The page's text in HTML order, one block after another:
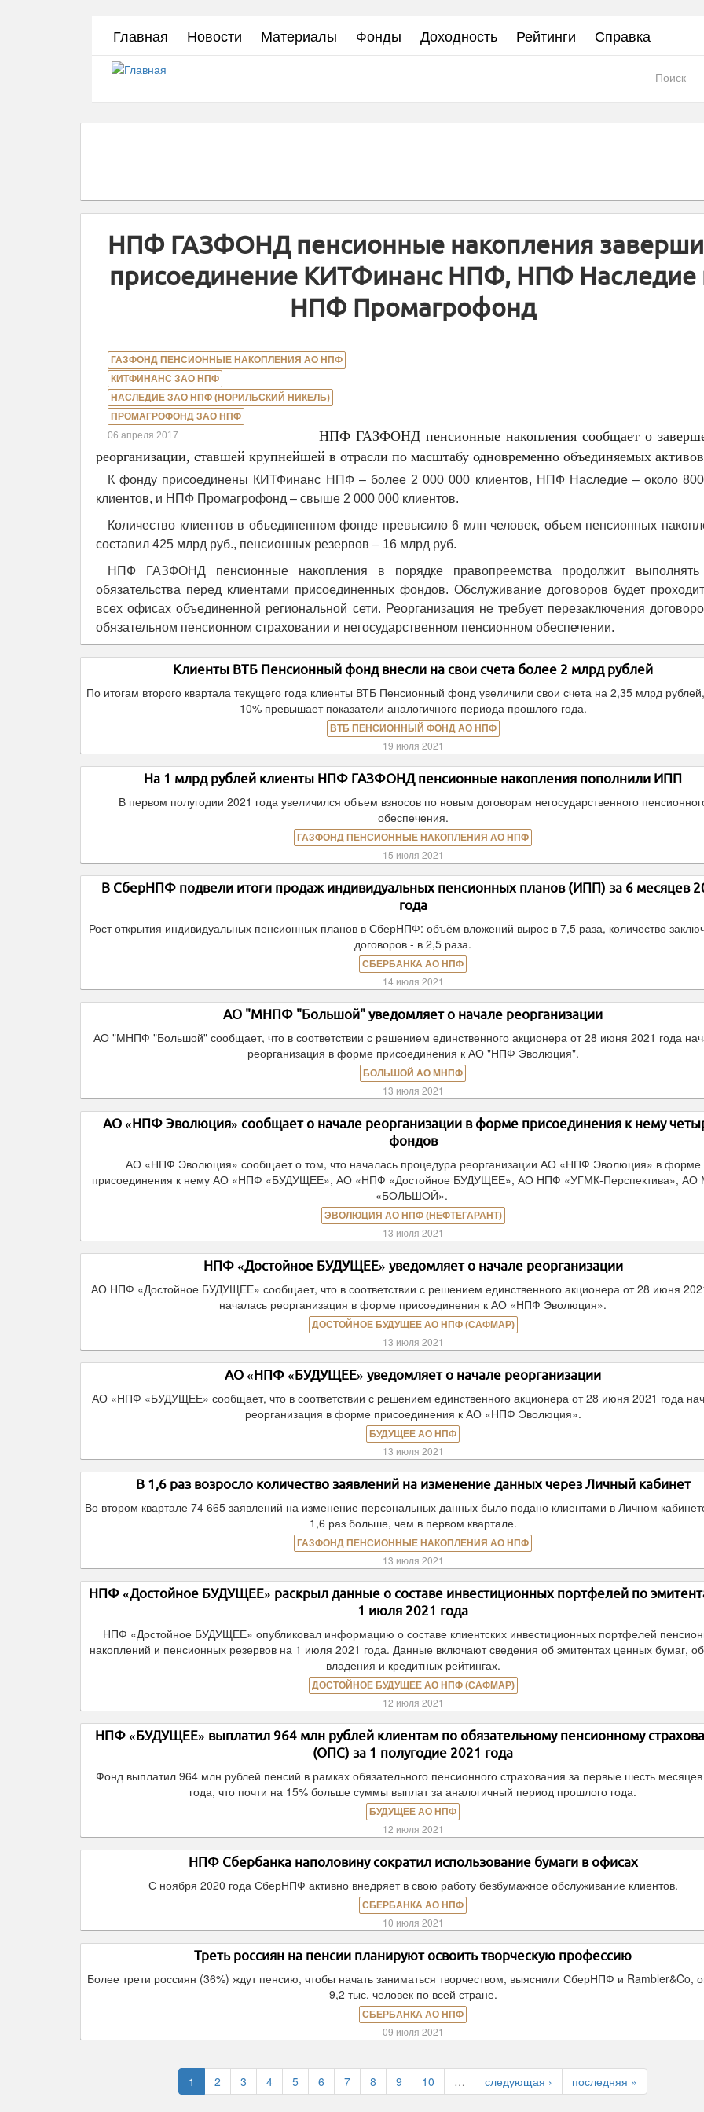
Главная Новости Материалы Фонды Доходность Рейтинги Справка
НПФ ГАЗФОНД пенсионные накопления
присоединение КИТФинанс НПФ, НПФ Наследие
НПФ Промагрофонд
ГАЗФОНД ПЕНСИОННЫЕ НАКОПЛЕНИЯ АО НПФ
КИТФИНАНС ЗАО НПФ
НАСЛЕДИЕ ЗАО НПФ (НОРИЛЬСКИЙ НИКЕЛЬ)
ПРОМАГРОФОНД ЗАО НПФ
06 апреля 2017
НПФ ГАЗФОНД пенсионные накопления сообщает о
реорганизации, ставшей крупнейшей в отрасли по масштабу одновременно объединяемых
К фонду присоединены КИТФинанс НПФ – более 2 000 000 клиентов, НПФ Наследие – около
клиентов, и НПФ Промагрофонд – свыше 2 000 000 клиентов.
Количество клиентов в объединенном фонде превысило 6 млн человек, объем пенсионных
составил 425 млрд руб., пенсионных резервов – 16 млрд руб.
НПФ ГАЗФОНД пенсионные накопления в порядке правопреемства продолжит
обязательства перед клиентами присоединенных фондов. Обслуживание договоров будет
всех офисах объединенной региональной сети. Реорганизация не требует перезаключения
обязательном пенсионном страховании и негосударственном пенсионном обеспечении.
Клиенты ВТБ Пенсионный фонд внесли на свои счета более 2 млрд рублей
По итогам второго квартала текущего года клиенты ВТБ Пенсионный фонд увеличили свои счета на 2,35 млрд
10% превышает показатели аналогичного периода прошлого года.
ВТБ ПЕНСИОННЫЙ ФОНД АО НПФ
19 июля 2021
На 1 млрд рублей клиенты НПФ ГАЗФОНД пенсионные накопления пополнили ИПП
В первом полугодии 2021 года увеличился объем взносов по новым договорам негосударственного
обеспечения.
ГАЗФОНД ПЕНСИОННЫЕ НАКОПЛЕНИЯ АО НПФ
15 июля 2021
В СберНПФ подвели итоги продаж индивидуальных пенсионных планов (ИПП) за 6 месяцев
года
Рост открытия индивидуальных пенсионных планов в СберНПФ: объём вложений вырос в 7,5 раза, количество
договоров - в 2,5 раза.
СБЕРБАНКА АО НПФ
14 июля 2021
АО "МНПФ "Большой" уведомляет о начале реорганизации
АО "МНПФ "Большой" сообщает, что в соответствии с решением единственного акционера от 28 июня 2021 года
реорганизация в форме присоединения к АО "НПФ Эволюция".
БОЛЬШОЙ АО МНПФ
13 июля 2021
АО «НПФ Эволюция» сообщает о начале реорганизации в форме присоединения к нему
фондов
АО «НПФ Эволюция» сообщает о том, что началась процедура реорганизации АО «НПФ Эволюция» в форме
присоединения к нему АО «НПФ «БУДУЩЕЕ», АО «НПФ «Достойное БУДУЩЕЕ», АО НПФ «УГМК-Перспектива»,
«БОЛЬШОЙ».
ЭВОЛЮЦИЯ АО НПФ (НЕФТЕГАРАНТ)
13 июля 2021
НПФ «Достойное БУДУЩЕЕ» уведомляет о начале реорганизации
АО НПФ «Достойное БУДУЩЕЕ» сообщает, что в соответствии с решением единственного акционера от 28 июня
началась реорганизация в форме присоединения к АО «НПФ Эволюция».
ДОСТОЙНОЕ БУДУЩЕЕ АО НПФ (САФМАР)
13 июля 2021
АО «НПФ «БУДУЩЕЕ» уведомляет о начале реорганизации
АО «НПФ «БУДУЩЕЕ» сообщает, что в соответствии с решением единственного акционера от 28 июня 2021 года
реорганизация в форме присоединения к АО «НПФ Эволюция».
БУДУЩЕЕ АО НПФ
13 июля 2021
В 1,6 раз возросло количество заявлений на изменение данных через Личный кабинет
Во втором квартале 74 665 заявлений на изменение персональных данных было подано клиентами в Личном
1,6 раз больше, чем в первом квартале.
ГАЗФОНД ПЕНСИОННЫЕ НАКОПЛЕНИЯ АО НПФ
13 июля 2021
НПФ «Достойное БУДУЩЕЕ» раскрыл данные о составе инвестиционных портфелей по
1 июля 2021 года
НПФ «Достойное БУДУЩЕЕ» опубликовал информацию о составе клиентских инвестиционных портфелей
накоплений и пенсионных резервов на 1 июля 2021 года. Данные включают сведения об эмитентах ценных бумаг,
владения и кредитных рейтингах.
ДОСТОЙНОЕ БУДУЩЕЕ АО НПФ (САФМАР)
12 июля 2021
НПФ «БУДУЩЕЕ» выплатил 964 млн рублей клиентам по обязательному пенсионному
(ОПС) за 1 полугодие 2021 года
Фонд выплатил 964 млн рублей пенсий в рамках обязательного пенсионного страхования за первые шесть месяцев
года, что почти на 15% больше суммы выплат за аналогичный период прошлого года.
БУДУЩЕЕ АО НПФ
12 июля 2021
НПФ Сбербанка наполовину сократил использование бумаги в офисах
С ноября 2020 года СберНПФ активно внедряет в свою работу безбумажное обслуживание клиентов.
СБЕРБАНКА АО НПФ
10 июля 2021
Треть россиян на пенсии планируют освоить творческую профессию
Более трети россиян (36%) ждут пенсию, чтобы начать заниматься творчеством, выяснили СберНПФ и Rambler&Co,
9,2 тыс. человек по всей стране.
СБЕРБАНКА АО НПФ
09 июля 2021
1 2 3 4 5 6 7 8 9 10 … следующая › последняя »